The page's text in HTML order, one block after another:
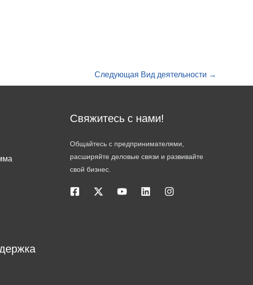
Следующая Вид деятельности →
Свяжитесь с нами!
Общайтесь с предпринимателями,
расширяйте деловые связи и развивайте
свой бизнес.